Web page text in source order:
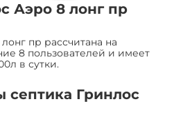
Аэро 8 лонг пр
пр рассчитана на
8 пользователей и имеет
в сутки.
септика Гринлос